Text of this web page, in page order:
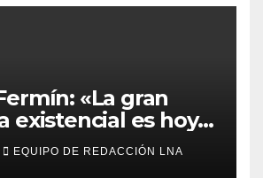
«La gran
existencial es hoy
de la soberanía»
EQUIPO DE REDACCIÓN LNA